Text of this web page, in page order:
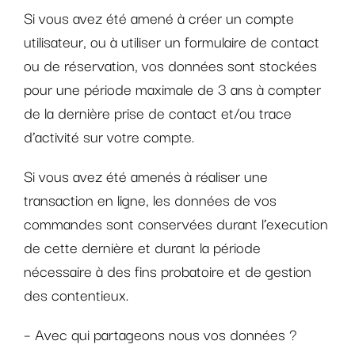
Si vous avez été amené à créer un compte
utilisateur, ou à utiliser un formulaire de contact
ou de réservation, vos données sont stockées
pour une période maximale de 3 ans à compter
de la dernière prise de contact et/ou trace
d’activité sur votre compte.
Si vous avez été amenés à réaliser une
transaction en ligne, les données de vos
commandes sont conservées durant l’execution
de cette dernière et durant la période
nécessaire à des fins probatoire et de gestion
des contentieux.
– Avec qui partageons nous vos données ?